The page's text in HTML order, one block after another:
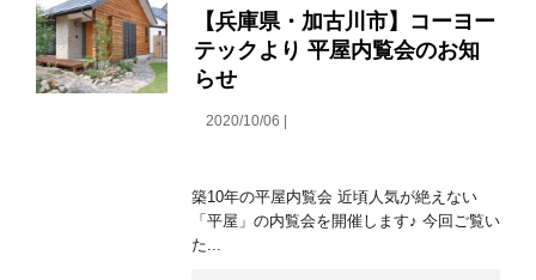
【兵庫県・加古川市】コーヨー
テックより 平屋内覧会のお知
らせ
2020/10/06 |
築10年の平屋内覧会 近頃人気が絶えない
「平屋」の内覧会を開催します♪ 今回ご覧い
た...